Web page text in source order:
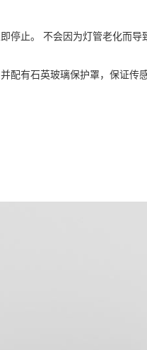
停止。 不会因为灯管老化而导
有石英玻璃保护罩，保证传